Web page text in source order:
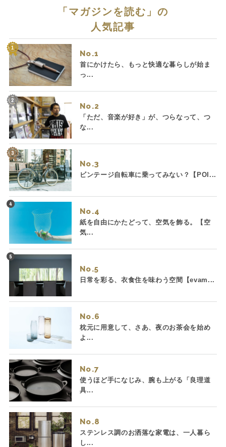
「 マガジンを読む 」の
人気記事
No.
首にかけたら、もっと快適な暮らしが始ま
っ...
No.
「ただ、音楽が好き」が、つらなって、つ
な...
No.
ビンテージ自転車に乗ってみない？【POI...
No.
紙を自由にかたどって、空気を飾る。【空
気...
No.
日常を彩る、衣食住を味わう空間【evam...
No.
枕元に用意して、さあ、夜のお茶会を始め
よ...
No.
使うほど手になじみ、腕も上がる「良理道
具...
No.
ステンレス調のお洒落な家電は、一人暮ら
し...